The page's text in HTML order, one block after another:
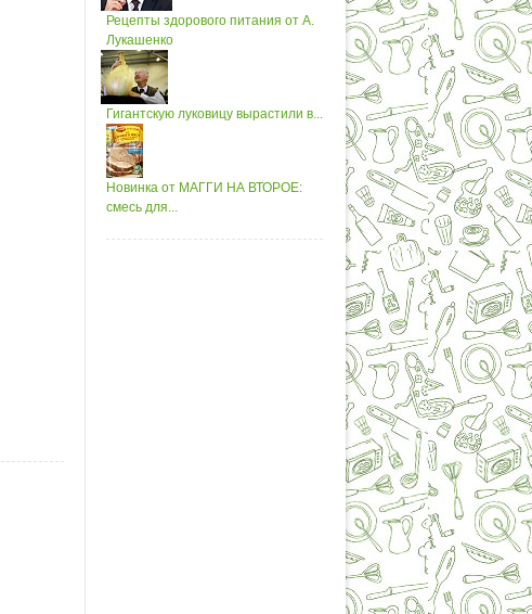
Рецепты здорового питания от А.
Лукашенко
Гигантскую луковицу вырастили в...
Новинка от МАГГИ НА ВТОРОЕ:
смесь для...